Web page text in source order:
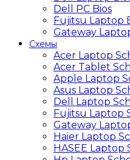
Dell PC Bios
Fujitsu Laptop
Gateway
Схемы
Acer Laptop
Acer Tablet
Apple Laptop
Asus Laptop
Dell Laptop
Fujitsu Laptop
Gateway
Haier Laptop
HASEE Laptop